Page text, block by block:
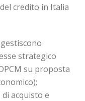
credito in Italia
strategico
su proposta
acquisto e